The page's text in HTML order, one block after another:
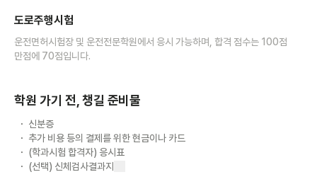
도로주행시험
운전면허시험장 및 운전전문학원에서 응시 가능하며, 합격 점수는 100점
만점에 70점입니다.
학원 가기 전, 챙길 준비물
신분증
추가 비용 등의 결제를 위한 현금이나 카드
(학과시험 합격자) 응시표
(선택) 신체검사결과지